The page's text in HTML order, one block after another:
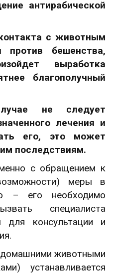
антирабической
с животным
против бешенства,
выработка
благополучный
не следует
лечения и
его, это может
последствиям.
с обращением к
меры в
– его необходимо
специалиста
для консультации и
животными
устанавливается